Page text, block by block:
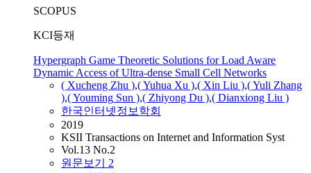
SCOPUS
KCI등재
Hypergraph Game Theoretic Solutions for Load Aware
Dynamic Access of Ultra-dense Small Cell Networks
( Xucheng Zhu ),( Yuhua Xu ),( Xin Liu ),( Yuli Zhang
),(Youming Sun ),( Zhiyong Du ),( Dianxiong Liu )
한국인터넷정보학회
2019
KSII Transactions on Internet and Information Syst
Vol.13 No.2
원문보기 2